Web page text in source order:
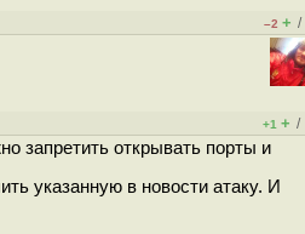
–2 + /
+1 + /
запретить открывать порты и
указанную в новости атаку. И